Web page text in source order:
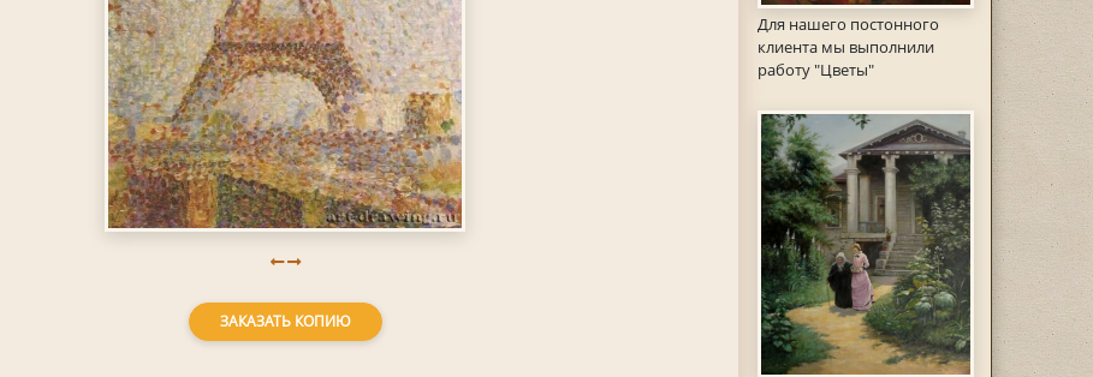
Для нашего постонного
клиента мы выполнили
работу "Цветы"
ЗАКАЗАТЬ КОПИЮ